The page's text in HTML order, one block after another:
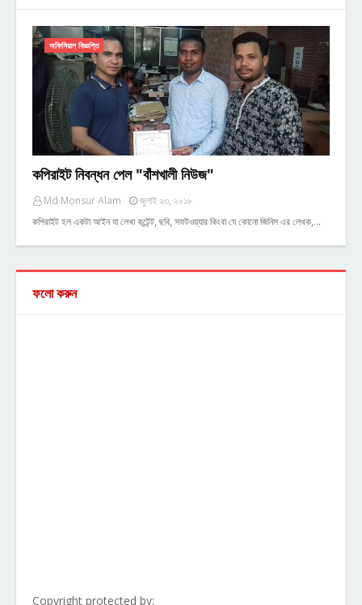
অফিসিয়াল বিজ্ঞপ্তি
কপিরাইট নিবন্ধন পেল "বাঁশখালী নিউজ"
Md Monsur Alam
জুলাই ২৩, ২০১৮
কপিরাইট হল একটা আইন যা লেখা কন্টেন্ট, ছবি, সফটওয়্যার কিংবা যে কোনো জিনিস এর লেখক,…
ফলো করুন
Copyright protected by: